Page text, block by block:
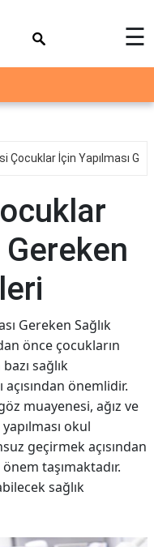
☰
Çocuklar İçin Yapılması
Gereken
Gereken Sağlık
önce çocukların
sağlık
önemlidir.
muayenesi, ağız ve
okul
geçirmek açısından
taşımaktadır.
sağlık